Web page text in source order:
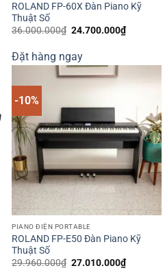
ROLAND FP-60X Đàn Piano Kỹ
Thuật Số
36.000.000₫ Giá
36.000.000₫.
24.700.000₫Giá
hiện
Đặt hàng ngay
-10%
PIANO ĐIỆN PORTABLE
ROLAND FP-E50 Đàn Piano Kỹ
Thuật Số
29.960.000₫ Giá
27.010.000₫Giá
hiện